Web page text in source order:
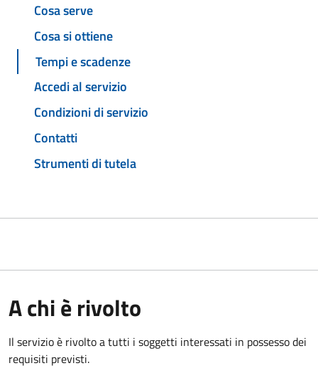
Cosa serve
Cosa si ottiene
Tempi e scadenze
Accedi al servizio
Condizioni di servizio
Contatti
Strumenti di tutela
A chi è rivolto
Il servizio è rivolto a tutti i soggetti interessati in possesso dei
requisiti previsti.